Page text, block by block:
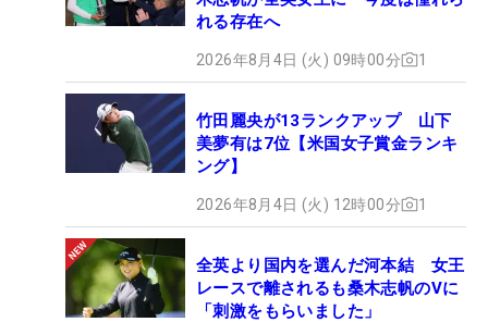
れる存在へ
2026年8月4日 (火) 09時00分 1
竹田麗央が13ランクアップ 山下
美夢有は7位【米国女子賞金ランキ
ング】
2026年8月4日 (火) 12時00分 1
全英より国内を選んだ河本結 女王
レースで離されるも桑木志帆のVに
「刺激をもらいました」